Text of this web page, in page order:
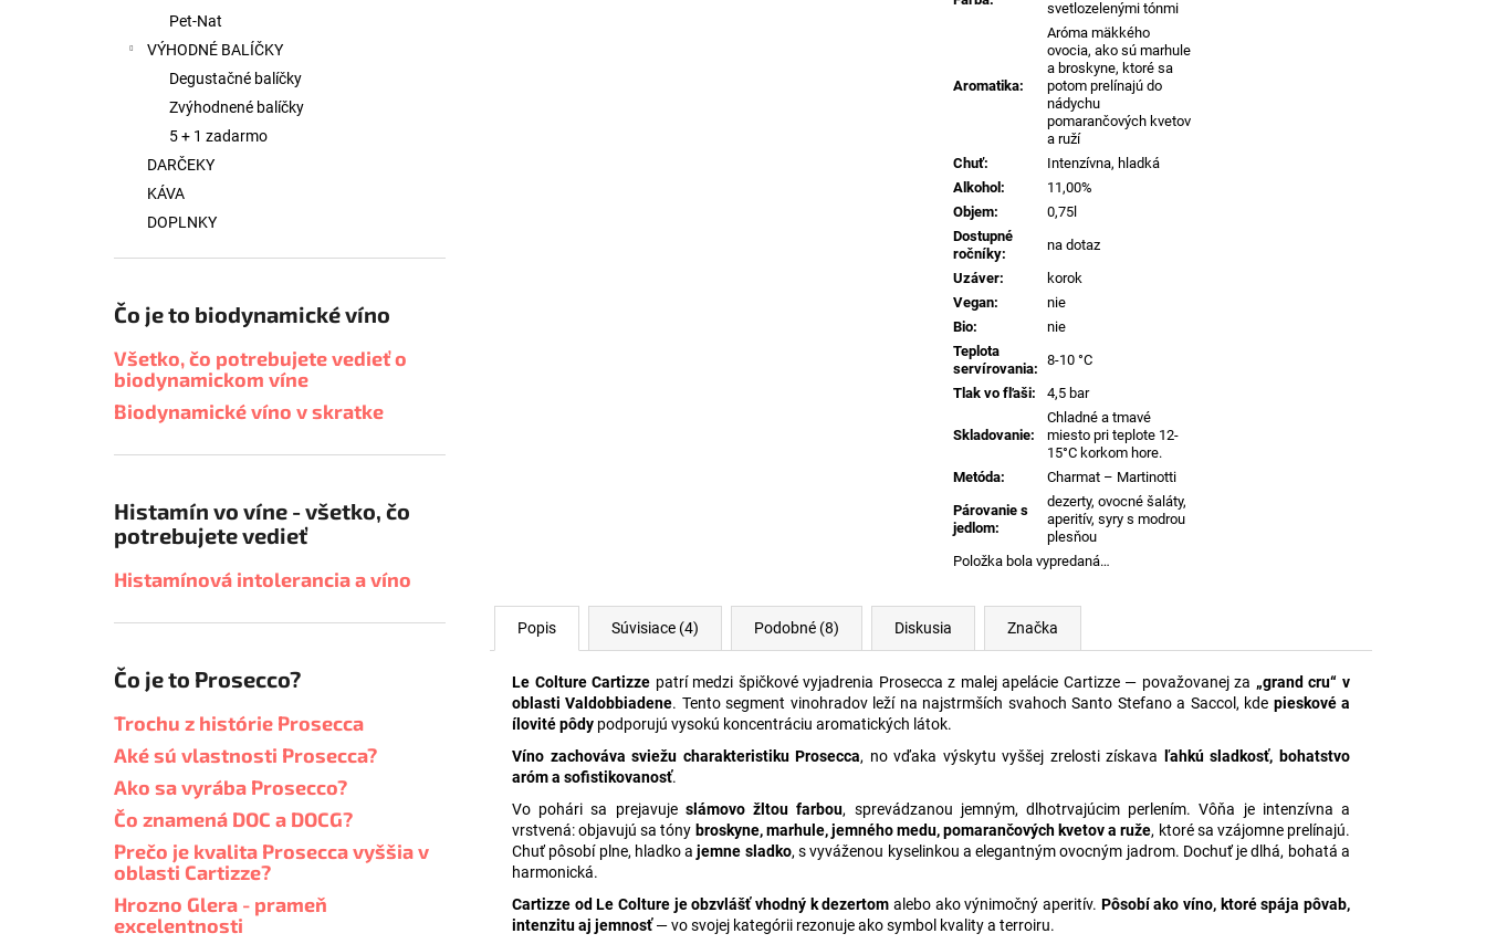
Pet-Nat
VÝHODNÉ BALÍČKY
Degustačné balíčky
Zvýhodnené balíčky
5 + 1 zadarmo
DARČEKY
KÁVA
DOPLNKY
Čo je to biodynamické víno
Všetko, čo potrebujete vedieť o
biodynamickom víne
Biodynamické víno v skratke
Histamín vo víne - všetko, čo
potrebujete vedieť
Histamínová intolerancia a víno
Čo je to Prosecco?
Trochu z histórie Prosecca
Aké sú vlastnosti Prosecca?
Ako sa vyrába Prosecco?
Čo znamená DOC a DOCG?
Prečo je kvalita Prosecca vyššia v
oblasti Cartizze?
Hrozno Glera - prameň
excelentnosti
svetlozelenými tónmi
Aromatika:
Aróma mäkkého
ovocia, ako sú marhule
a broskyne, ktoré sa
potom prelínajú do
nádychu
pomarančových kvetov
a ruží
Chuť:
Intenzívna, hladká
Alkohol:
11,00%
Objem:
0,75l
Dostupné
ročníky:
na dotaz
Uzáver:
korok
Vegan:
nie
Bio:
nie
Teplota
servírovania:
8-10 °C
Tlak vo fľaši: 4,5 bar
Skladovanie:
Chladné a tmavé
miesto pri teplote 12-
15°C korkom hore.
Metóda:
Charmat – Martinotti
Párovanie s
jedlom:
dezerty, ovocné šaláty,
aperitív, syry s modrou
plesňou
Položka bola vypredaná…
Popis Súvisiace (4) Podobné (8) Diskusia Značka
Le Colture Cartizze patrí medzi špičkové vyjadrenia Prosecca z malej apelácie Cartizze — považovanej za „grand cru“ v
oblasti Valdobbiadene. Tento segment vinohradov leží na najstrmších svahoch Santo Stefano a Saccol, kde pieskové a
ílovité pôdy podporujú vysokú koncentráciu aromatických látok.
Víno zachováva sviežu charakteristiku Prosecca, no vďaka výskytu vyššej zrelosti získava ľahkú sladkosť, bohatstvo
aróm a sofistikovanosť.
Vo pohári sa prejavuje slámovo žltou farbou, sprevádzanou jemným, dlhotrvajúcim perlením. Vôňa je intenzívna a
vrstvená: objavujú sa tóny broskyne, marhule, jemného medu, pomarančových kvetov a ruže, ktoré sa vzájomne prelínajú.
Chuť pôsobí plne, hladko ajemne sladko, s vyváženou kyselinkou a elegantným ovocným jadrom. Dochuť je dlhá, bohatá a
harmonická.
Cartizze od Le Colture je obzvlášť vhodný k dezertom alebo ako výnimočný aperitív. Pôsobí ako víno, ktoré spája pôvab,
intenzitu aj jemnosť— vo svojej kategórii rezonuje ako symbol kvality a terroiru.